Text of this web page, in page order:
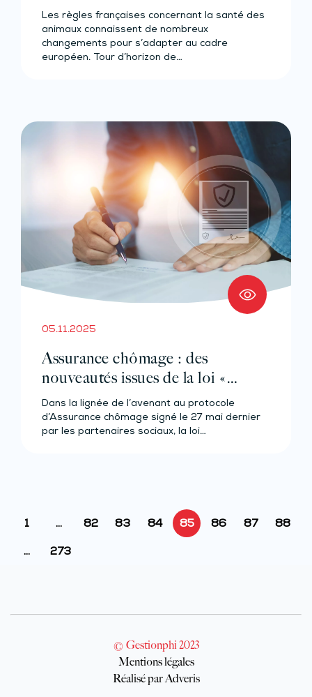
Les règles françaises concernant la santé des
animaux connaissent de nombreux
changements pour s’adapter au cadre
européen. Tour d’horizon de…
05.11.2025
Assurance chômage : des
nouveautés issues de la loi «
Seniors »
Dans la lignée de l’avenant au protocole
d’Assurance chômage signé le 27 mai dernier
par les partenaires sociaux, la loi…
1 … 82 83 84 85 86 87 88
… 273
© Gestionphi 2023
Mentions légales
Réalisé par Adveris